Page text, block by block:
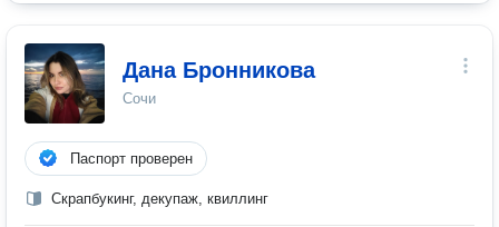
Дана Бронникова
Сочи
Паспорт проверен
Скрапбукинг, декупаж, квиллинг